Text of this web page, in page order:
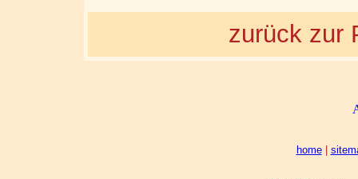
zurück zur
home|